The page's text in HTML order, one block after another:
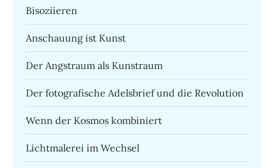
Bisoziieren
Anschauung ist Kunst
Der Angstraum als Kunstraum
Der fotografische Adelsbrief und die Revolution
Wenn der Kosmos kombiniert
Lichtmalerei im Wechsel